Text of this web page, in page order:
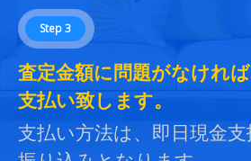
Step 3
査定金額に問題がなけれ
支払い致します。
支払い方法は、即日現金